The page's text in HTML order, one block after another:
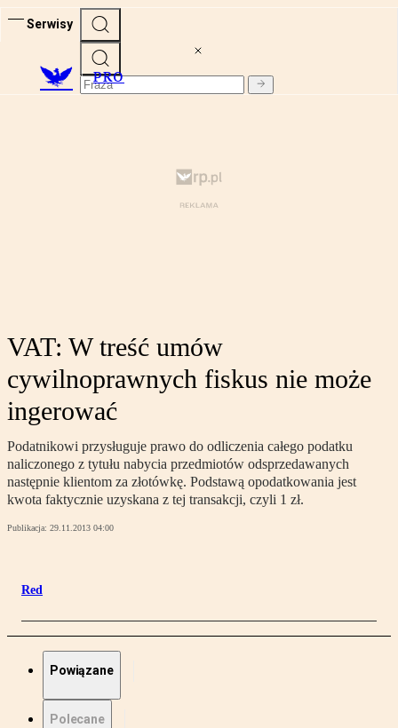
Serwisy
PRO
VAT: W treść umów
cywilnoprawnych fiskus nie może
ingerować
Podatnikowi przysługuje prawo do odliczenia całego podatku
naliczonego z tytułu nabycia przedmiotów odsprzedawanych
następnie klientom za złotówkę. Podstawą opodatkowania jest
kwota faktycznie uzyskana z tej transakcji, czyli 1 zł.
Publikacja: 29.11.2013 04:00
Red
Powiązane
Polecane